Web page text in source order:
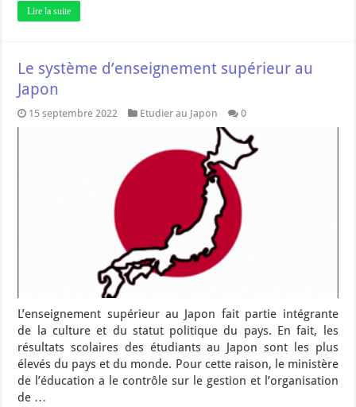
Lire la suite
Le système d’enseignement supérieur au
Japon
15 septembre 2022 Etudier au Japon 0
L’enseignement supérieur au Japon fait partie intégrante
de la culture et du statut politique du pays. En fait, les
résultats scolaires des étudiants au Japon sont les plus
élevés du pays et du monde. Pour cette raison, le ministère
de l’éducation a le contrôle sur le gestion et l’organisation
de …